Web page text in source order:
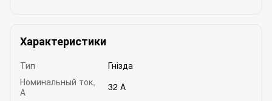
Характеристики
Тип
Гнізда
Номинальный ток,
А
32 А